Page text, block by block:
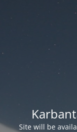
Site will be